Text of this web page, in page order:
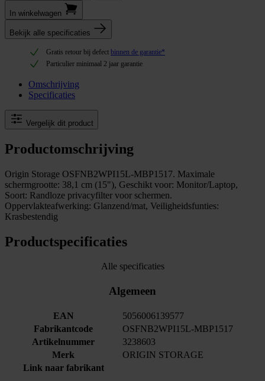
In winkel­wagen
Bekijk alle specificaties
Gratis retour bij defect binnen de garantie*
Particulier minimaal 2 jaar garantie
Omschrijving
Specificaties
Vergelijk dit product
Productomschrijving
Origin Storage OSFNB2WPI15L-MBP1517. Maximale
schermgrootte: 38,1 cm (15"), Geschikt voor: Monitor/Laptop,
Soort: Randloze privacyfilter voor schermen.
Oppervlakteafwerking: Glanzend/mat, Veiligheidsfunties:
Krasbestendig
Productspecificaties
Alle specificaties
Algemeen
EAN
5056006139577
Fabrikantcode
OSFNB2WPI15L-MBP1517
Artikelnummer
3238603
Merk
ORIGIN STORAGE
Link naar fabrikant